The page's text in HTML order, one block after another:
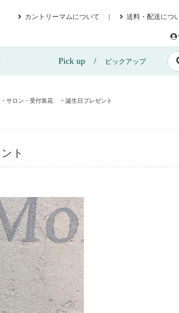
カントリーマムについて 送料・配送につ
Pick up ピックアップ
サロン・受付装花 > 誕生日プレゼント
ト